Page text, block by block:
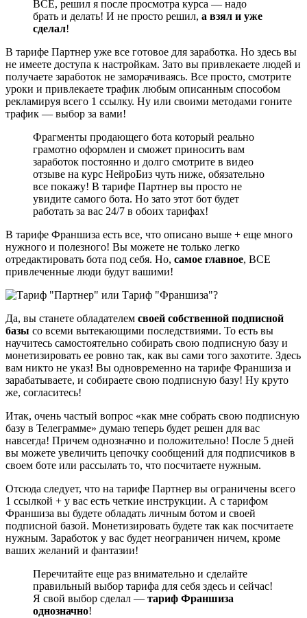
ВСЕ, решил я после просмотра курса — надо
брать и делать! И не просто решил, а взял и уже
сделал!
В тарифе Партнер уже все готовое для заработка. Но здесь вы
не имеете доступа к настройкам. Зато вы привлекаете людей и
получаете заработок не заморачиваясь. Все просто, смотрите
уроки и привлекаете трафик любым описанным способом
рекламируя всего 1 ссылку. Ну или своими методами гоните
трафик — выбор за вами!
Фрагменты продающего бота который реально
грамотно оформлен и сможет приносить вам
заработок постоянно и долго смотрите в видео
отзыве на курс НейроБиз чуть ниже, обязательно
все покажу! В тарифе Партнер вы просто не
увидите самого бота. Но зато этот бот будет
работать за вас 24/7 в обоих тарифах!
В тарифе Франшиза есть все, что описано выше + еще много
нужного и полезного! Вы можете не только легко
отредактировать бота под себя. Но, самое главное, ВСЕ
привлеченные люди будут вашими!
Да, вы станете обладателем своей собственной подписной
базы со всеми вытекающими последствиями. То есть вы
научитесь самостоятельно собирать свою подписную базу и
монетизировать ее ровно так, как вы сами того захотите. Здесь
вам никто не указ! Вы одновременно на тарифе Франшиза и
зарабатываете, и собираете свою подписную базу! Ну круто
же, согласитесь!
Итак, очень частый вопрос «как мне собрать свою подписную
базу в Телеграмме» думаю теперь будет решен для вас
навсегда! Причем однозначно и положительно! После 5 дней
вы можете увеличить цепочку сообщений для подписчиков в
своем боте или рассылать то, что посчитаете нужным.
Отсюда следует, что на тарифе Партнер вы ограничены всего
1 ссылкой + у вас есть четкие инструкции. А с тарифом
Франшиза вы будете обладать личным ботом и своей
подписной базой. Монетизировать будете так как посчитаете
нужным. Заработок у вас будет неограничен ничем, кроме
ваших желаний и фантазии!
Перечитайте еще раз внимательно и сделайте
правильный выбор тарифа для себя здесь и сейчас!
Я свой выбор сделал — тариф Франшиза
однозначно!